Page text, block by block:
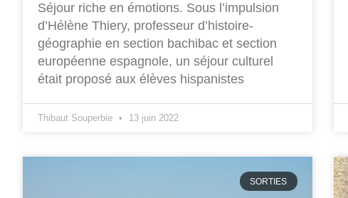
Séjour riche en émotions. Sous l’impulsion
d’Hélène Thiery, professeur d’histoire-
géographie en section bachibac et section
européenne espagnole, un séjour culturel
était proposé aux élèves hispanistes
Thibaut Souperbie 13 juin 2022
SORTIES